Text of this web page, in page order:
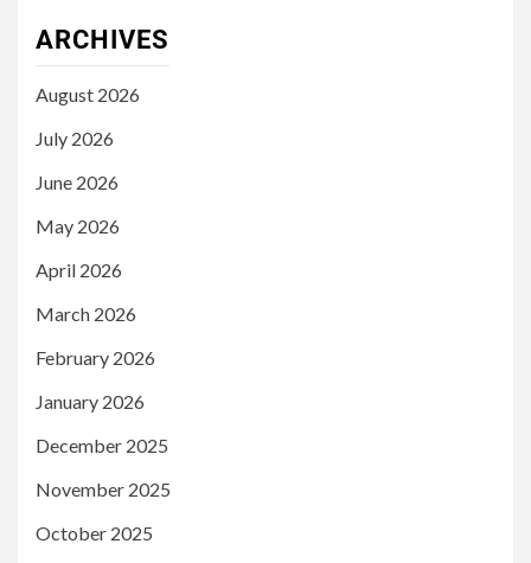
ARCHIVES
August 2026
July 2026
June 2026
May 2026
April 2026
March 2026
February 2026
January 2026
December 2025
November 2025
October 2025